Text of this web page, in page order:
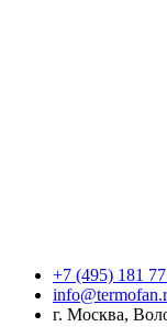
+7 (495) 181
г. Москва,